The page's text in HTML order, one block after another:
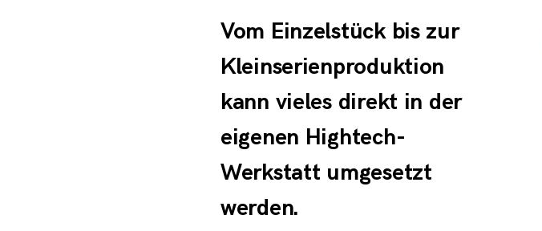
Vom Einzelstück bis zur
Kleinserienproduktion
kann vieles direkt in der
eigenen Hightech-
Werkstatt umgesetzt
werden.